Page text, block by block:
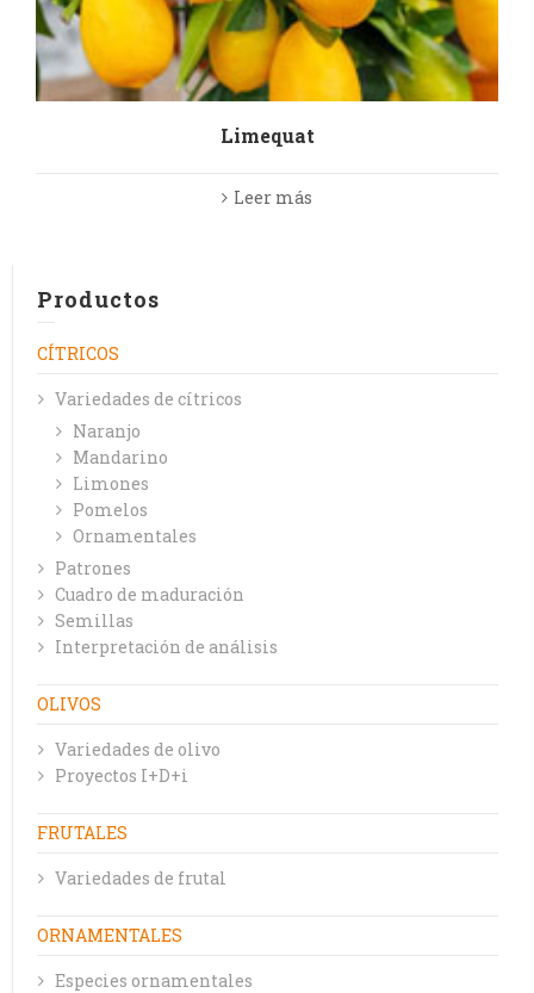
Limequat
Leer más
Productos
CÍTRICOS
Variedades de cítricos
Naranjo
Mandarino
Limones
Pomelos
Ornamentales
Patrones
Cuadro de maduración
Semillas
Interpretación de análisis
OLIVOS
Variedades de olivo
Proyectos I+D+i
FRUTALES
Variedades de frutal
ORNAMENTALES
Especies ornamentales